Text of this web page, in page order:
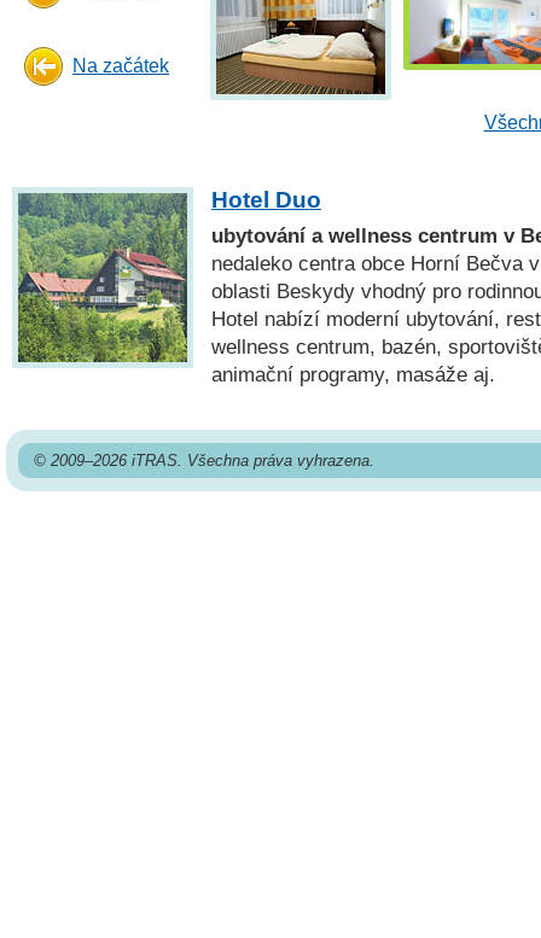
Na začátek
Hotel Duo
ubytování a wellness centrum v
nedaleko centra obce Horní Bečva
oblasti Beskydy vhodný pro
Hotel nabízí moderní ubytování,
wellness centrum, bazén,
animační programy, masáže aj.
© 2009–2026 iTRAS. Všechna práva vyhrazena.